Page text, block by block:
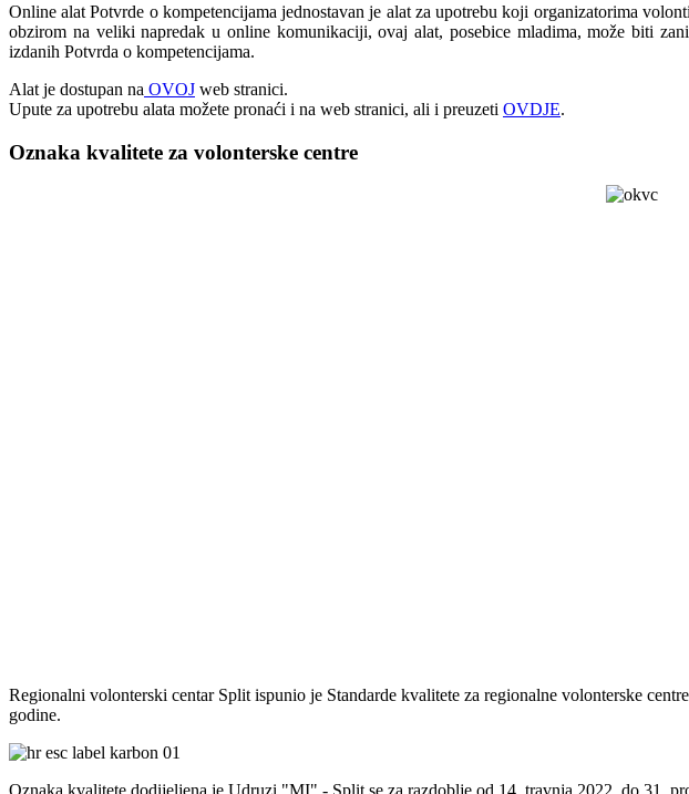
Online alat Potvrde o kompetencijama jednostavan je alat za upotrebu koji organizatorima
obzirom na veliki napredak u online komunikaciji, ovaj alat, posebice mladima, može biti
izdanih Potvrda o kompetencijama.
Alat je dostupan na OVOJ web stranici.
Upute za upotrebu alata možete pronaći i na web stranici, ali i preuzeti OVDJE.
Oznaka kvalitete za volonterske centre
Regionalni volonterski centar Split ispunio je Standarde kvalitete za regionalne volonterske
godine.